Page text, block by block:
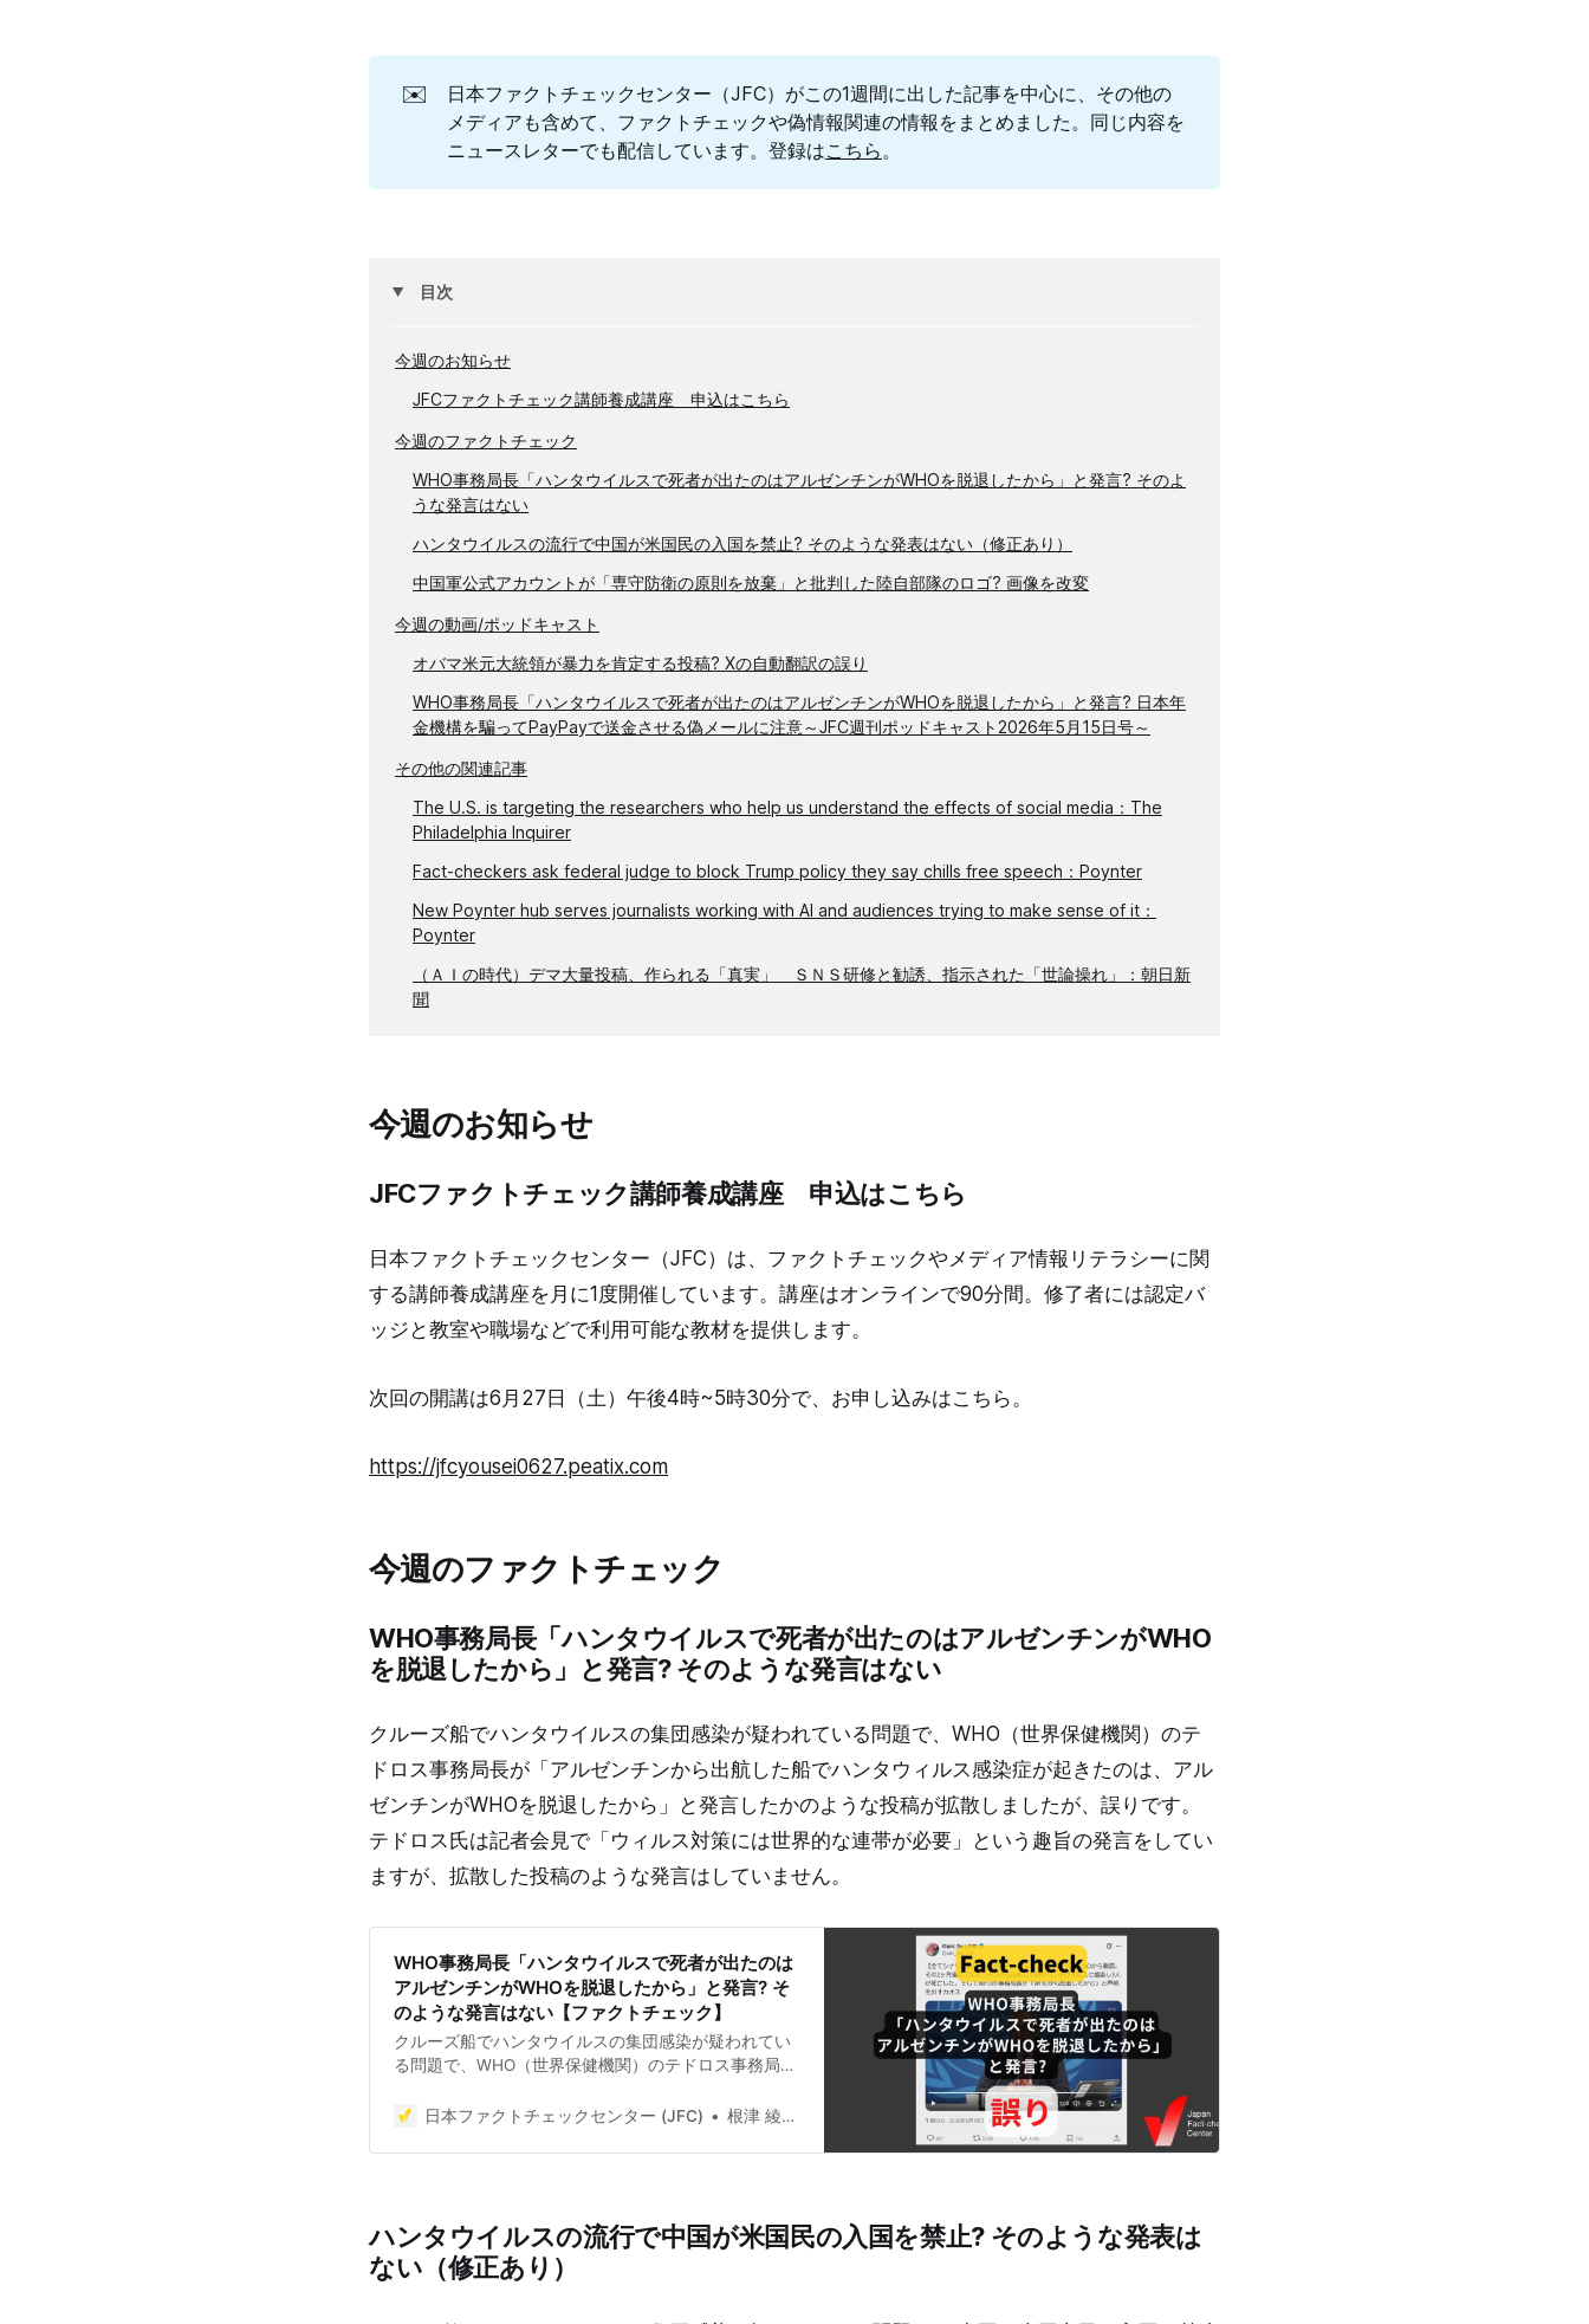
✉️
日本ファクトチェックセンター（JFC）がこの1週間に出した記事を中心に、その他の
メディアも含めて、ファクトチェックや偽情報関連の情報をまとめました。同じ内容を
ニュースレターでも配信しています。登録はこちら。
目次
今週のお知らせ
JFCファクトチェック講師養成講座 申込はこちら
今週のファクトチェック
WHO事務局長「ハンタウイルスで死者が出たのはアルゼンチンがWHOを脱退したから」と発言? そのよ
うな発言はない
ハンタウイルスの流行で中国が米国民の入国を禁止? そのような発表はない（修正あり）
中国軍公式アカウントが「専守防衛の原則を放棄」と批判した陸自部隊のロゴ? 画像を改変
今週の動画/ポッドキャスト
オバマ米元大統領が暴力を肯定する投稿? Xの自動翻訳の誤り
WHO事務局長「ハンタウイルスで死者が出たのはアルゼンチンがWHOを脱退したから」と発言? 日本年
金機構を騙ってPayPayで送金させる偽メールに注意～JFC週刊ポッドキャスト2026年5月15日号～
その他の関連記事
The U.S. is targeting the researchers who help us understand the effects of social media：The
Philadelphia Inquirer
Fact-checkers ask federal judge to block Trump policy they say chills free speech：Poynter
New Poynter hub serves journalists working with AI and audiences trying to make sense of it：
Poynter
（ＡＩの時代）デマ大量投稿、作られる「真実」 ＳＮＳ研修と勧誘、指示された「世論操れ」：朝日新
聞
今週のお知らせ
JFCファクトチェック講師養成講座 申込はこちら
日本ファクトチェックセンター（JFC）は、ファクトチェックやメディア情報リテラシーに関
する講師養成講座を月に1度開催しています。講座はオンラインで90分間。修了者には認定バ
ッジと教室や職場などで利用可能な教材を提供します。
次回の開講は6月27日（土）午後4時~5時30分で、お申し込みはこちら。
https://jfcyousei0627.peatix.com
今週のファクトチェック
WHO事務局長「ハンタウイルスで死者が出たのはアルゼンチンがWHO
を脱退したから」と発言? そのような発言はない
クルーズ船でハンタウイルスの集団感染が疑われている問題で、WHO（世界保健機関）のテ
ドロス事務局長が「アルゼンチンから出航した船でハンタウィルス感染症が起きたのは、アル
ゼンチンがWHOを脱退したから」と発言したかのような投稿が拡散しましたが、誤りです。
テドロス氏は記者会見で「ウィルス対策には世界的な連帯が必要」という趣旨の発言をしてい
ますが、拡散した投稿のような発言はしていません。
WHO事務局長「ハンタウイルスで死者が出たのは
アルゼンチンがWHOを脱退したから」と発言? そ
のような発言はない【ファクトチェック】
クルーズ船でハンタウイルスの集団感染が疑われてい
る問題で、WHO（世界保健機関）のテドロス事務局長
染症が起きたのは、アルゼンチンがWHOを脱退したか
りです。テドロス氏は記者会見で「ウィルス対策には
対象 拡散した言説 2026年5月10日、「【全てシナリオ
通り】2026年3月、アルゼンチンは正式にWHOから脱
退。その2ヶ月後にアルゼンチンから出航した船がハン
日本ファクトチェックセンター (JFC) 根津 綾子(Ayako Nezu)
ハンタウイルスの流行で中国が米国民の入国を禁止? そのような発表は
ない（修正あり）